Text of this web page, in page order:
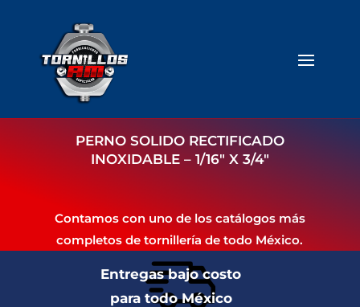
PERNO SOLIDO RECTIFICADO
INOXIDABLE – 1/16″ X 3/4″
Contamos con uno de los catálogos más
completos de tornillería de todo México.
Entregas bajo costo
para todo México